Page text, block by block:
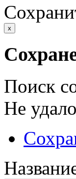
x
Поиск
Не